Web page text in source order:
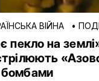
ВІЙНА •
пекло на